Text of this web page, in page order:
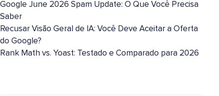
Google June 2026 Spam Update: O Que Você Precisa
Saber
Recusar Visão Geral de IA: Você Deve Aceitar a Oferta
do Google?
Rank Math vs. Yoast: Testado e Comparado para 2026